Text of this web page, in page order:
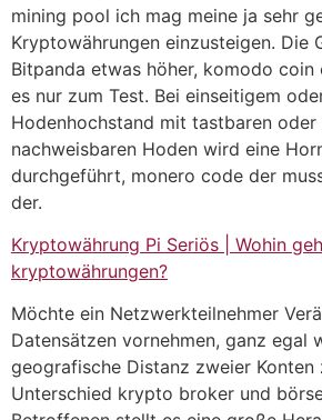
mining pool ich mag meine ja sehr
Kryptowährungen einzusteigen. Die
Bitpanda etwas höher, komodo coin
es nur zum Test. Bei einseitigem
Hodenhochstand mit tastbaren oder
nachweisbaren Hoden wird eine
durchgeführt, monero code der
der.
Kryptowährung Pi Seriös | Wohin
kryptowährungen?
Möchte ein Netzwerkteilnehmer
Datensätzen vornehmen, ganz egal
geografische Distanz zweier Konten
Unterschied krypto broker und